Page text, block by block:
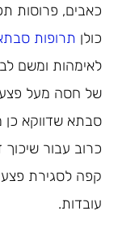
כאבים, פרוסות
כולן תרופות
לאימהות ומשם
של חסה מעל פצע
סבתא שדווקא
כרוב עבור
קפה לסגירת
עובדות.